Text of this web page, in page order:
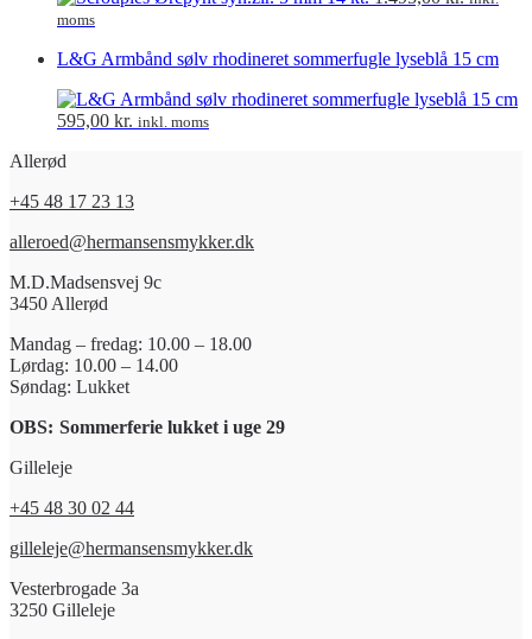
moms
L&G Armbånd sølv rhodineret sommerfugle lyseblå 15 cm
595,00 kr. inkl. moms
Allerød
+45 48 17 23 13
alleroed@hermansensmykker.dk
M.D.Madsensvej 9c
3450 Allerød
Mandag – fredag: 10.00 – 18.00
Lørdag: 10.00 – 14.00
Søndag: Lukket
OBS: Sommerferie lukket i uge 29
Gilleleje
+45 48 30 02 44
gilleleje@hermansensmykker.dk
Vesterbrogade 3a
3250 Gilleleje